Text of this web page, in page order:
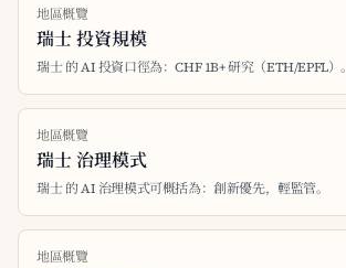
地區概覽
瑞士 投資規模
瑞士 的 AI 投資口徑為：CHF 1B+ 研究（ETH/EPFL）。
地區概覽
瑞士 治理模式
瑞士 的 AI 治理模式可概括為：創新優先，輕監管。
地區概覽